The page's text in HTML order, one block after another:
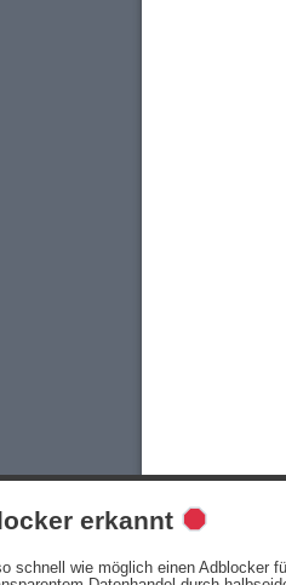
erkannt
schnell wie möglich einen Adblocker